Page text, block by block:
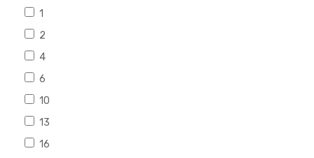
1
2
4
6
10
13
16